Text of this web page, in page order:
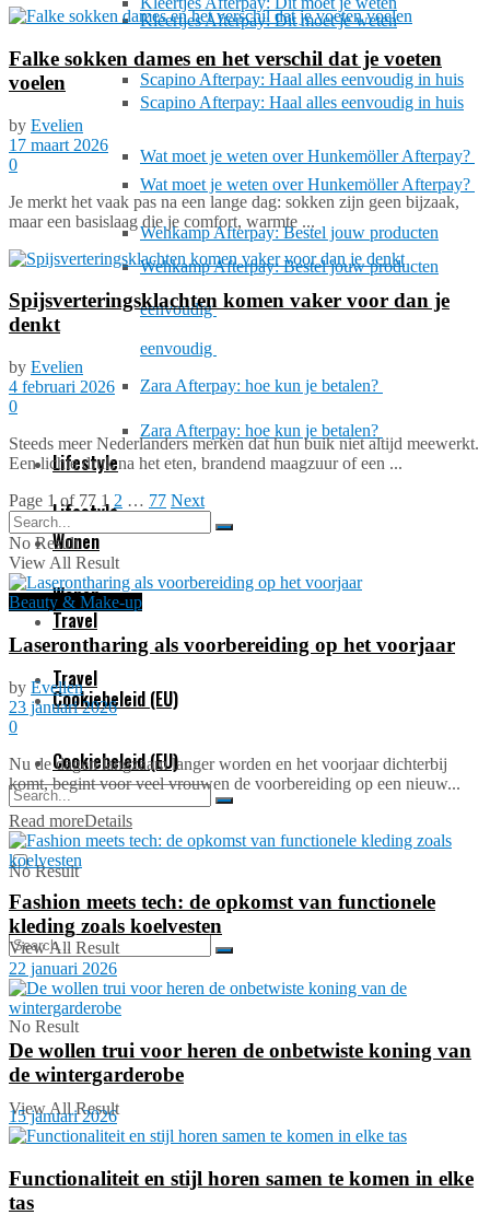
Kleertjes Afterpay: Dit moet je weten
Scapino Afterpay: Haal alles eenvoudig in huis
Wat moet je weten over Hunkemöller Afterpay?
Wehkamp Afterpay: Bestel jouw producten
eenvoudig
Zara Afterpay: hoe kun je betalen?
Lifestyle
Wonen
Travel
Cookiebeleid (EU)
No Result
View All Result
Scapino Afterpay: Haal alles eenvoudig in huis
Wat moet je weten over Hunkemöller Afterpay?
Wehkamp Afterpay: Bestel jouw producten
eenvoudig
Zara Afterpay: hoe kun je betalen?
Lifestyle
Wonen
Travel
Cookiebeleid (EU)
No Result
View All Result
Falke sokken dames en het verschil dat je voeten
voelen
by Evelien
17 maart 2026
0
Je merkt het vaak pas na een lange dag: sokken zijn geen bijzaak,
maar een basislaag die je comfort, warmte ...
Spijsverteringsklachten komen vaker voor dan je
denkt
by Evelien
4 februari 2026
0
Steeds meer Nederlanders merken dat hun buik niet altijd meewerkt.
Een lichte druk na het eten, brandend maagzuur of een ...
Page 1 of 77 1 2 … 77 Next
No Result
View All Result
Beauty & Make-up
Laserontharing als voorbereiding op het voorjaar
by Evelien
23 januari 2026
0
Nu de dagen langzaam langer worden en het voorjaar dichterbij
komt, begint voor veel vrouwen de voorbereiding op een nieuw...
Read moreDetails
Fashion meets tech: de opkomst van functionele
kleding zoals koelvesten
22 januari 2026
De wollen trui voor heren de onbetwiste koning van
de wintergarderobe
15 januari 2026
Functionaliteit en stijl horen samen te komen in elke
tas